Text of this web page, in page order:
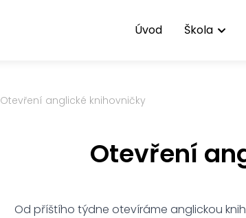
Úvod Škola
Otevření anglické knihovničky
Otevření
Od příštího týdne otevíráme anglickou